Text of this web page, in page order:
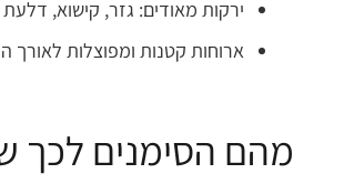
ירקות מאודים: גזר, קישוא, דלעת
ארוחות קטנות ומפוצלות לאורך
מהם הסימנים לכך